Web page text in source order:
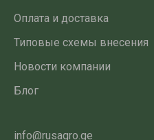
Оплата и доставка
Типовые схемы внесения
Новости компании
Блог
info@rusagro.ge